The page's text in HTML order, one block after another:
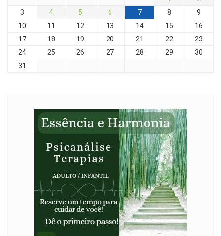
3
4 5 6 7 8
9
10
11 12 13 14 15
16
17
18 19 20 21 22
23
24
25 26 27 28 29
30
31